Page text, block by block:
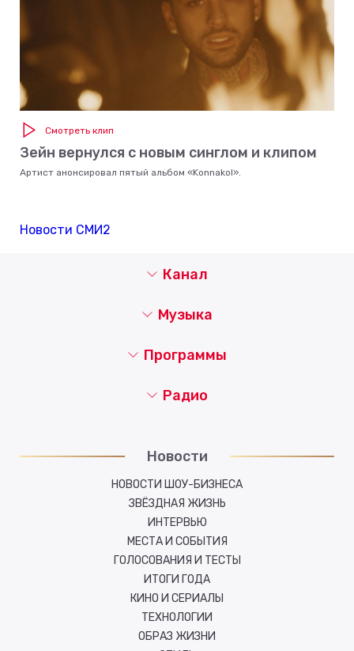
Смотреть клип
Зейн вернулся с новым синглом и клипом
Артист анонсировал пятый альбом «Konnakol».
Новости СМИ2
Канал
Музыка
Новости
НОВОСТИ ШОУ-БИЗНЕСА
ЗВЁЗДНАЯ ЖИЗНЬ
ИНТЕРВЬЮ
МЕСТА И СОБЫТИЯ
ГОЛОСОВАНИЯ И ТЕСТЫ
ИТОГИ ГОДА
КИНО И СЕРИАЛЫ
ТЕХНОЛОГИИ
ОБРАЗ ЖИЗНИ
Программы
Радио